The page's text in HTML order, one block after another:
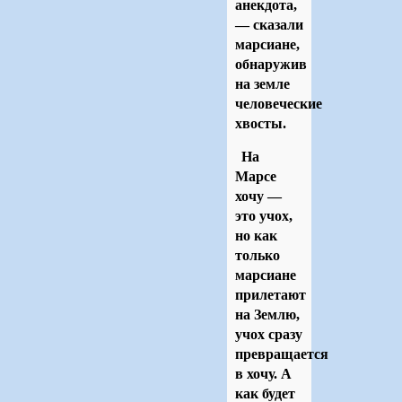
анекдота,
— сказали
марсиане,
обнаружив
на земле
человеческие
хвосты.
На
Марсе
хочу —
это учох,
но как
только
марсиане
прилетают
на Землю,
учох сразу
превращается
в хочу. А
как будет